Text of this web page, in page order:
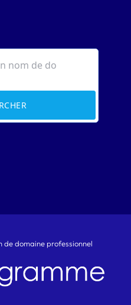
de domaine professionnel